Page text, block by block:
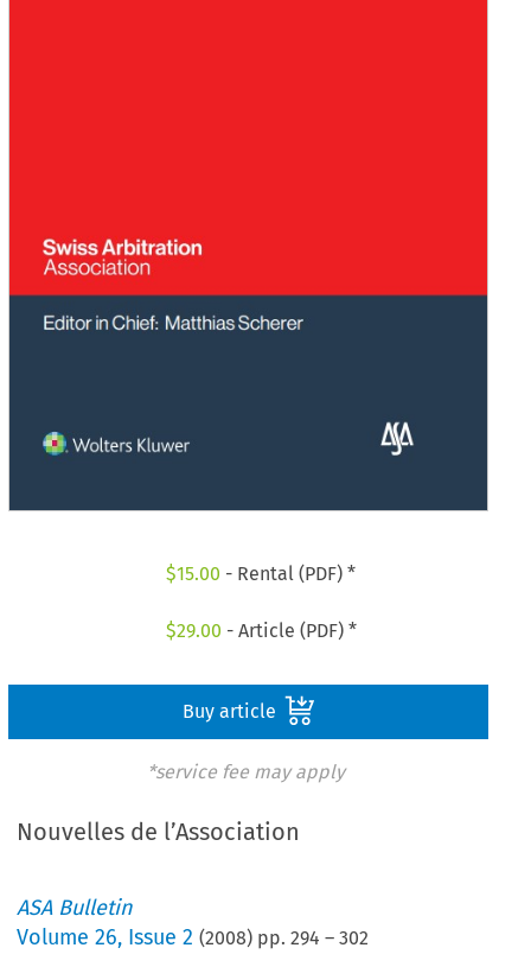
$15.00 - Rental (PDF) *
$29.00 - Article (PDF) *
Buy article
*service fee may apply
Nouvelles de l’Association
ASA Bulletin
Volume26, Issue 2 (2008) pp.294 –302